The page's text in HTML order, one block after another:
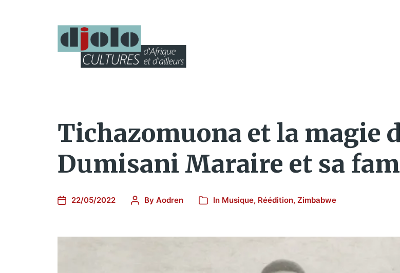
Tichazomuona et la magie
Dumisani Maraire et sa
22/05/2022 By Aodren In Musique, Réédition, Zimbabwe